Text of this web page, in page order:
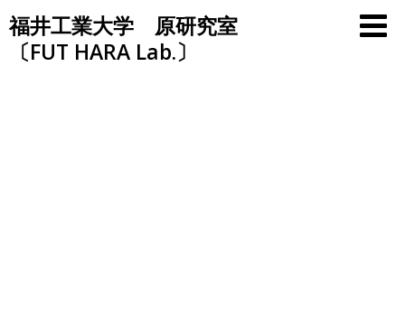
Skip
to
content
福井工業大学 原研究室
〔FUT HARA Lab.〕